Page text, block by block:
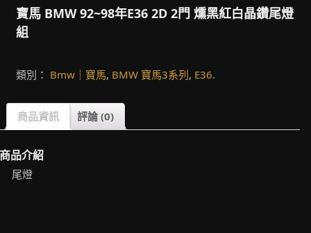
寶馬 BMW 92~98年E36 2D 2門 燻黑紅白晶鑽尾燈
組
類別： Bmw｜寶馬, BMW 寶馬3系列, E36.
商品資訊 評論 (0)
品介紹
尾燈